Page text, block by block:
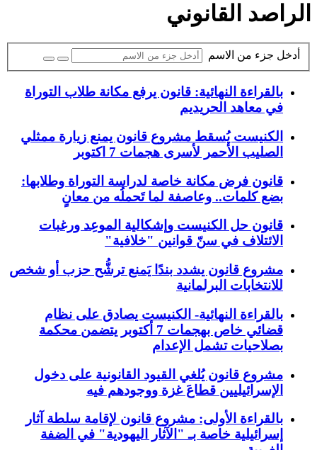
الراصد القانوني
أدخل جزء من الاسم
بالقراءة النهائية: قانون يرفع مكانة طلاب التوراة
في معاهد الحريديم
الكنيست يُسقط مشروع قانون يمنع زيارة ممثلي
الصليب الأحمر لأسرى هجمات 7 اكتوبر
قانون فرض مكانة خاصة لدراسة التوراة وطلابها:
بضع كلمات.. وعاصفة لما تَحملُه من معانٍ
قانون حل الكنيست وإشكالية الموعِد ورغبات
الائتلاف في سنّ قوانين "خلافية"
مشروع قانون يشدد بندًا يَمنع ترشُّح حزب أو شخص
للانتخابات البرلمانية
بالقراءة النهائية- الكنيست يصادق على نظام
قضائي خاص بهجمات 7 أكتوبر يتضمن محكمة
بصلاحيات تشمل الإعدام
مشروع قانون يُلغي القيود القانونية على دخول
الإسرائيليين قطاعَ غزة ووجودهم فيه
بالقراءة الأولى: مشروع قانون لإقامة سلطة آثار
إسرائيلية خاصة بـ "الآثار اليهودية" في الضفة